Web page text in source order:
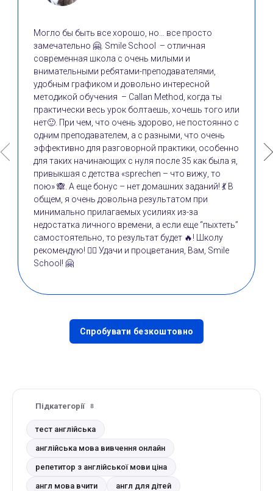
Могло бы быть все хорошо, но… все просто
замечательно 🤗. Smile School – отличная
современная школа с очень милыми и
внимательными ребятами-преподавателями,
удобным графиком и довольно интересной
методикой обучения – Callan Method, когда ты
практически весь урок болтаешь, хочешь того или
нет🙂. При чем, что очень здорово, не постоянно с
одним преподавателем, а с разными, что очень
эффективно для разговорной практики, особенно
для таких начинающих с нуля после 35 как была я,
привыкшая с детства «sprechen – что вижу, то
пою» 🙈. А еще бонус – нет домашних заданий! 💃 В
общем, я очень довольна результатом при
минимально прилагаемых усилиях из-за
недостатка личного времени, а если еще “пыхтеть”
самостоятельно, то результат будет 🔥! Школу
рекомендую! 👍🏼 Удачи и процветания, Вам, Smile
School! 🤗
Спробувати безкоштовно
Підкатегорії 8
тест англійська
англійська мова вивчення онлайн
репетитор з англійської мови ціна
англ мова вчити англ для дітей